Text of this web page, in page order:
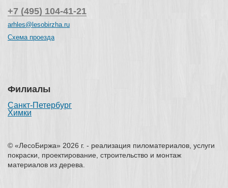
+7 (495) 104-41-21
arhles@lesobirzha.ru
Схема проезда
Филиалы
Санкт-Петербург
Химки
© «ЛесоБиржа» 2026 г. - реализация пиломатериалов, услуги
покраски, проектирование, строительство и монтаж
материалов из дерева.